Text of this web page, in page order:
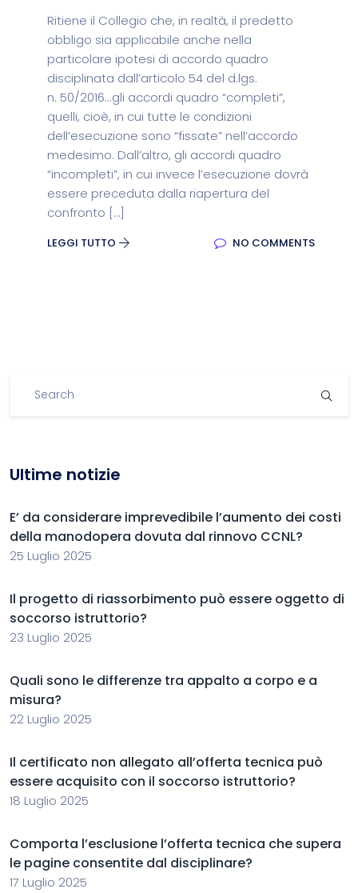
Ritiene il Collegio che, in realtà, il predetto
obbligo sia applicabile anche nella
particolare ipotesi di accordo quadro
disciplinata dall’articolo 54 del d.lgs.
n. 50/2016...gli accordi quadro “completi”,
quelli, cioè, in cui tutte le condizioni
dell’esecuzione sono “fissate” nell’accordo
medesimo. Dall’altro, gli accordi quadro
“incompleti”, in cui invece l’esecuzione dovrà
essere preceduta dalla riapertura del
confronto […]
LEGGI TUTTO NO COMMENTS
Ultime notizie
E’ da considerare imprevedibile l’aumento dei costi
della manodopera dovuta dal rinnovo CCNL?
25 Luglio 2025
Il progetto di riassorbimento può essere oggetto di
soccorso istruttorio?
23 Luglio 2025
Quali sono le differenze tra appalto a corpo e a
misura?
22 Luglio 2025
Il certificato non allegato all’offerta tecnica può
essere acquisito con il soccorso istruttorio?
18 Luglio 2025
Comporta l’esclusione l’offerta tecnica che supera
le pagine consentite dal disciplinare?
17 Luglio 2025